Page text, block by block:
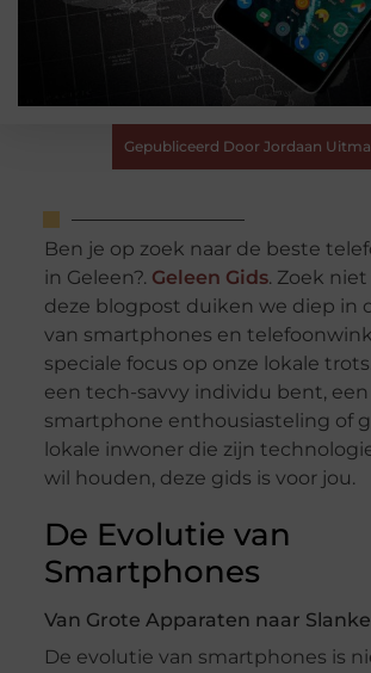
Gepubliceerd Door Jordaan
Ben je op zoek naar de beste
in Geleen?. Geleen Gids. Zoek
deze blogpost duiken we diep in
van smartphones en
speciale focus op onze lokale
een tech-savvy individu bent, een
smartphone enthousiasteling of
lokale inwoner die zijn
wil houden, deze gids is voor jou.
De Evolutie van
Smartphones
Van Grote Apparaten naar
De evolutie van smartphones is